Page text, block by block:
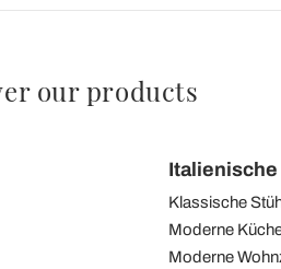
our products
Italienische
Klassische
Moderne
Moderne